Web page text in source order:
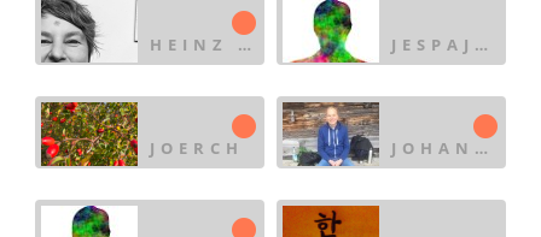
HEINZ MONIKA JESPAJONES
JOERCH JOHANNES QUINT